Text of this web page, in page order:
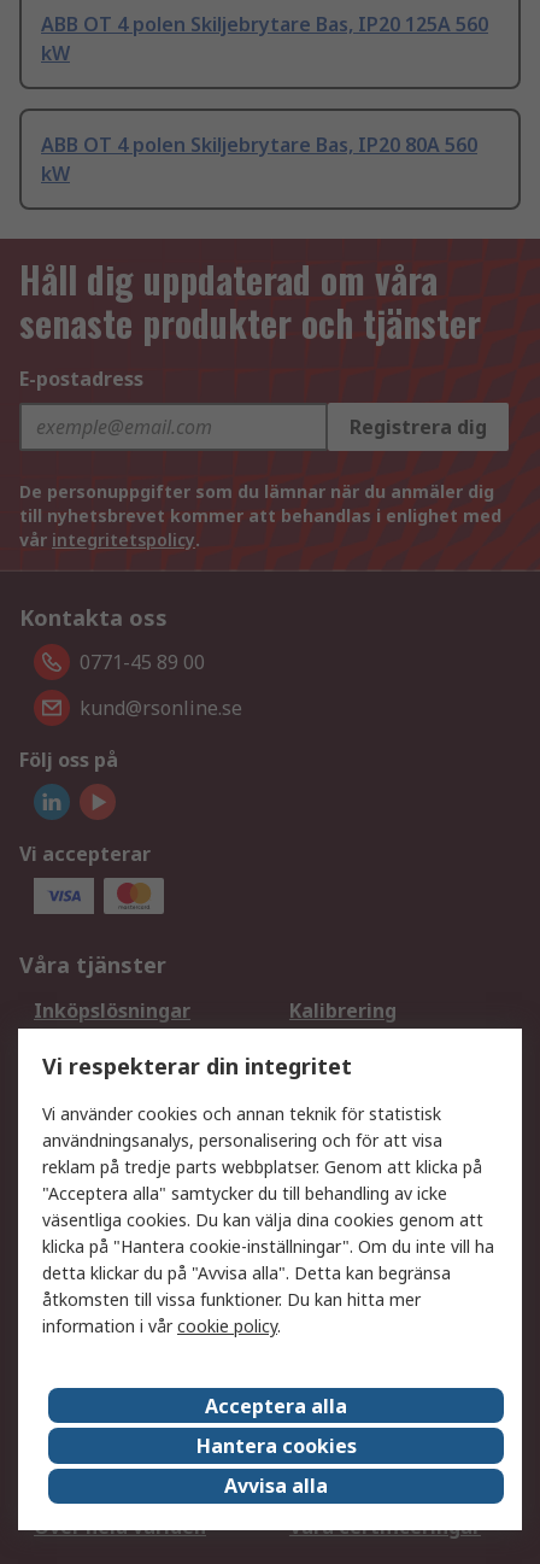
ABB OT 4 polen Skiljebrytare Bas, IP20 125A 560
kW
ABB OT 4 polen Skiljebrytare Bas, IP20 80A 560
kW
Håll dig uppdaterad om våra
senaste produkter och tjänster
E-postadress
Registrera dig
De personuppgifter som du lämnar när du anmäler dig
till nyhetsbrevet kommer att behandlas i enlighet med
vår integritetspolicy.
Kontakta oss
0771-45 89 00
kund@rsonline.se
Följ oss på
Vi accepterar
Våra tjänster
Inköpslösningar
Kalibrering
DesignSpark
Teknisk Support
Ditt lokala säljteam
Exportlösningar
Support
Få hjälp
Retur av varor
Leverans
Spåra din order
Begär en fakturakopi
Fördelar med RS-konto
Betalningsalternativ
Om RS
Försäljningsvillkor
Det juridiska
Press Centre
Jobba hos RS
ESG
Över hela världen
Våra certificeringar
Vi respekterar din integritet
Vi använder cookies och annan teknik för statistisk
användningsanalys, personalisering och för att visa
reklam på tredje parts webbplatser. Genom att klicka på
"Acceptera alla" samtycker du till behandling av icke
väsentliga cookies. Du kan välja dina cookies genom att
klicka på "Hantera cookie-inställningar". Om du inte vill ha
detta klickar du på "Avvisa alla". Detta kan begränsa
åtkomsten till vissa funktioner. Du kan hitta mer
information i vårcookie policy.
Acceptera alla
Hantera cookies
Avvisa alla